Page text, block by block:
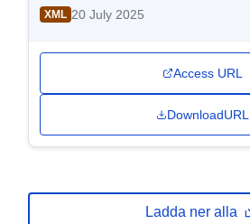
XML 20 July 2025
Access URL
DownloadURL
Ladda ner alla